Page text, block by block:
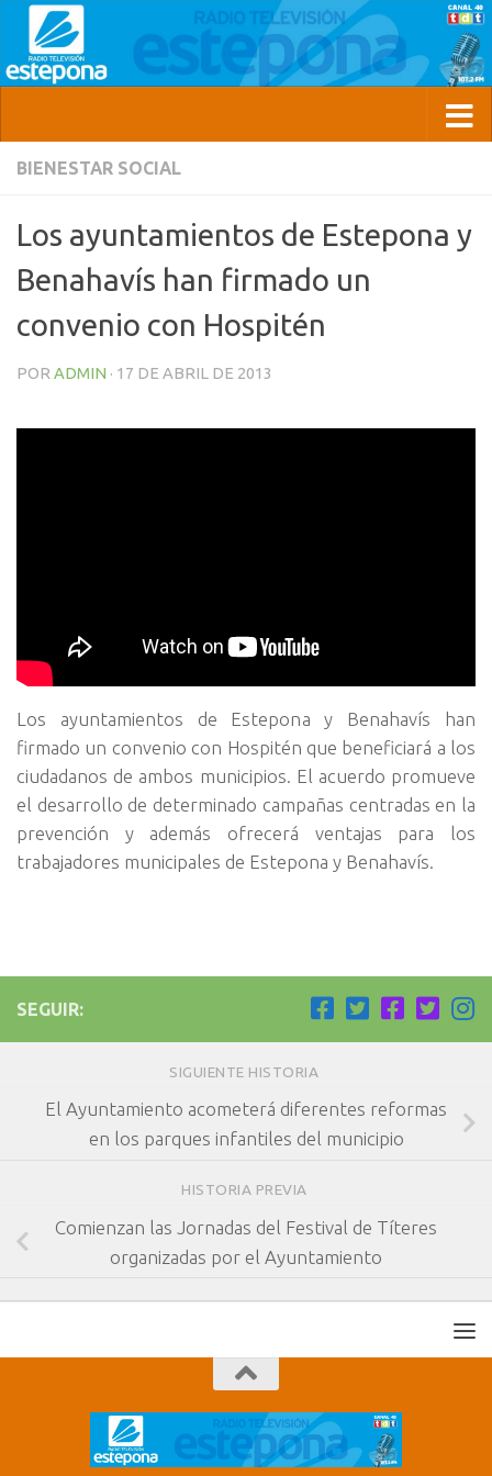
BIENESTAR SOCIAL
Los ayuntamientos de Estepona y
Benahavís han firmado un
convenio con Hospitén
POR ADMIN · 17 DE ABRIL DE 2013
Los ayuntamientos de Estepona y Benahavís han
firmado un convenio con Hospitén que beneficiará a los
ciudadanos de ambos municipios. El acuerdo promueve
el desarrollo de determinado campañas centradas en la
prevención y además ofrecerá ventajas para los
trabajadores municipales de Estepona y Benahavís.
SEGUIR:
SIGUIENTE HISTORIA
El Ayuntamiento acometerá diferentes reformas
en los parques infantiles del municipio
HISTORIA PREVIA
Comienzan las Jornadas del Festival de Títeres
organizadas por el Ayuntamiento